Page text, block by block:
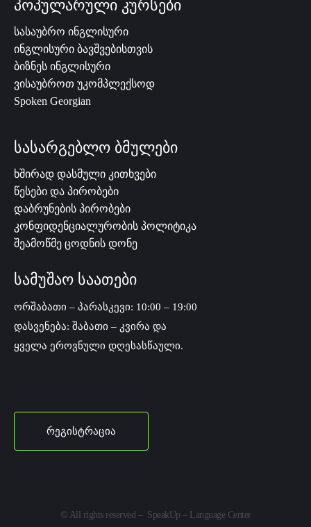
პოპულარული კურსები
სასაუბრო ინგლისური
ინგლისური ბავშვებისთვის
ბიზნეს ინგლისური
ვისაუბროთ უკომპლექსოდ
Spoken Georgian
სასარგებლო ბმულები
ხშირად დასმული კითხვები
წესები და პირობები
დაბრუნების პირობები
კონფიდენციალურობის პოლიტიკა
შეამოწმე ცოდნის დონე
სამუშაო საათები
ორშაბათი – პარასკევი: 10:00 – 19:00
დასვენება: შაბათი – კვირა და
ყველა ეროვნული დღესასწაული.
რეგისტრაცია
© All rights reserved – SpeakUp – Language Center